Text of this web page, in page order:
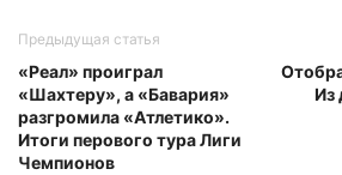
Предыдущая статья
«Реал» проиграл
«Шахтеру», а «Бавария»
разгромила «Атлетико».
Итоги перового тура Лиги
Чемпионов
Из